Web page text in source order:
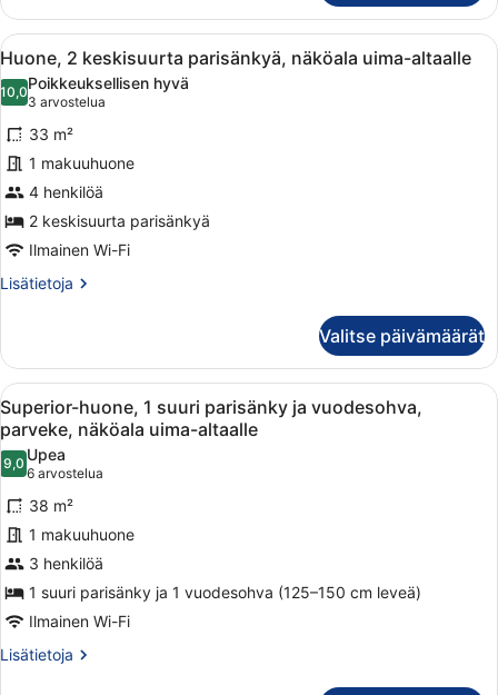
suuri
parisänky
ja
vuodesohva,
näköala
uima-
altaalle
Avaa
kaikki
huonetyypin
Huone,
2
keskisuurta
parisänkyä,
näköala
uima-
altaalle
Hotellihuone, jossa on kaksi
6
Huone, 2 keskisuurta parisänkyä, näköala uima-altaalle
10,010,0 kautta 10
Poikkeuksellisen hyvä
3 arvostelua
(3
arvostelua)
33 m²
1 makuuhuone
4 henkilöä
2 keskisuurta parisänkyä
Ilmainen Wi-Fi
Lisätietoja
Lisätietoja
keskisuurta
parisänkyä,
näköala
uima-
altaalle
Valitse päivämäärät
Avaa
kaikki
huonetyypin
Superior-
huone,
1
suuri
parisänky
ja
vuodesohva,
parveke,
Hotellihuone, jossa on suuri
11
Superior-huone, 1 suuri parisänky ja vuodesohva,
parveke, näköala uima-altaalle
9,09,0 kautta 10
Upea
6 arvostelua
(6
arvostelua)
38 m²
1 makuuhuone
3 henkilöä
1 suuri parisänky ja 1 vuodesohva (125–150 cm leveä)
Ilmainen Wi-Fi
Lisätietoja
Lisätietoja